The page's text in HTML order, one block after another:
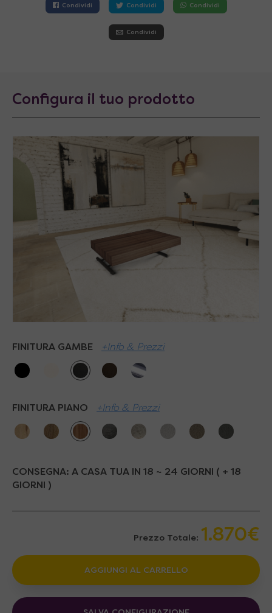
Condividi Condividi Condividi
Condividi
Configura il tuo prodotto
FINITURA GAMBE +Info & Prezzi
FINITURA PIANO +Info & Prezzi
CONSEGNA: A CASA TUA IN 18 ~ 24 GIORNI ( + 18
GIORNI )
Prezzo Totale: 1.870€
AGGIUNGI AL CARRELLO